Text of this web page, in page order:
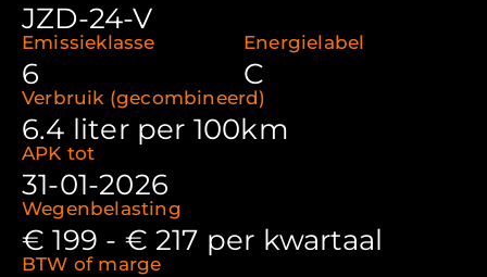
JZD-24-V
Emissieklasse
6
Energielabel
C
Verbruik (gecombineerd)
6.4 liter per 100km
APK tot
31-01-2026
Wegenbelasting
€ 199 - € 217 per kwartaal
BTW of marge